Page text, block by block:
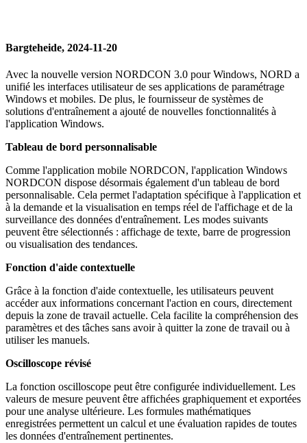
Bargteheide, 2024-11-20
Avec la nouvelle version NORDCON 3.0 pour Windows, NORD a
unifié les interfaces utilisateur de ses applications de paramétrage
Windows et mobiles. De plus, le fournisseur de systèmes de
solutions d'entraînement a ajouté de nouvelles fonctionnalités à
l'application Windows.
Tableau de bord personnalisable
Comme l'application mobile NORDCON, l'application Windows
NORDCON dispose désormais également d'un tableau de bord
personnalisable. Cela permet l'adaptation spécifique à l'application et
à la demande et la visualisation en temps réel de l'affichage et de la
surveillance des données d'entraînement. Les modes suivants
peuvent être sélectionnés : affichage de texte, barre de progression
ou visualisation des tendances.
Fonction d'aide contextuelle
Grâce à la fonction d'aide contextuelle, les utilisateurs peuvent
accéder aux informations concernant l'action en cours, directement
depuis la zone de travail actuelle. Cela facilite la compréhension des
paramètres et des tâches sans avoir à quitter la zone de travail ou à
utiliser les manuels.
Oscilloscope révisé
La fonction oscilloscope peut être configurée individuellement. Les
valeurs de mesure peuvent être affichées graphiquement et exportées
pour une analyse ultérieure. Les formules mathématiques
enregistrées permettent un calcul et une évaluation rapides de toutes
les données d'entraînement pertinentes.